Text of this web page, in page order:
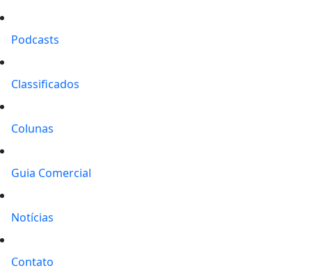
Podcasts
Classificados
Colunas
Guia Comercial
Notícias
Contato